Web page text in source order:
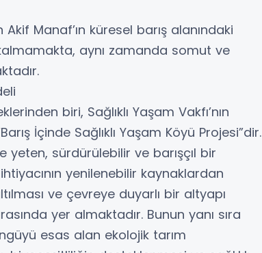
Manaf’ın küresel barış alanındaki
aynı zamanda somut ve
biri, Sağlıklı Yaşam Vakfı’nın
İçinde Sağlıklı Yaşam Köyü Projesi”dir.
sürdürülebilir ve barışçıl bir
yenilenebilir kaynaklardan
ve çevreye duyarlı bir altyapı
yer almaktadır. Bunun yanı sıra
esas alan ekolojik tarım